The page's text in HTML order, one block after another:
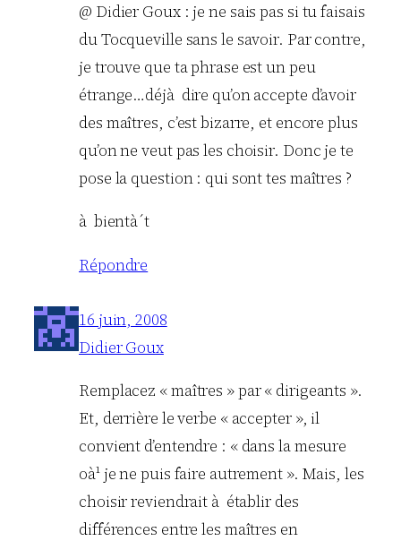
@ Didier Goux : je ne sais pas si tu faisais
du Tocqueville sans le savoir. Par contre,
je trouve que ta phrase est un peu
étrange…déjà dire qu’on accepte d’avoir
des maîtres, c’est bizarre, et encore plus
qu’on ne veut pas les choisir. Donc je te
pose la question : qui sont tes maîtres ?
à bientà´t
Répondre
16 juin, 2008
Didier Goux
Remplacez « maîtres » par « dirigeants ».
Et, derrière le verbe « accepter », il
convient d’entendre : « dans la mesure
oà¹ je ne puis faire autrement ». Mais, les
choisir reviendrait à établir des
différences entre les maîtres en